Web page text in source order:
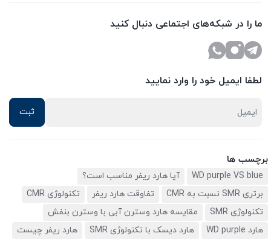
ما را در شبکه‌های اجتماعی دنبال کنید
لطفا ایمیل خود را وارد نمایید
برچسب ها
WD purple VS blue
آیا هارد ریفر مناسب است؟
برتری SMR نسبت به CMR
تفاوقت هارد ریفر
تکنولوژی CMR
تکنولوژی SMR
مقایسه هارد وسترن آبی با وسترن بنفش
هارد WD purple
هارد دیسک با تکنولوژی SMR
هارد ریفر چیست